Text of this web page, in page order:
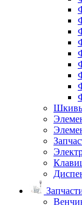
Шкивы